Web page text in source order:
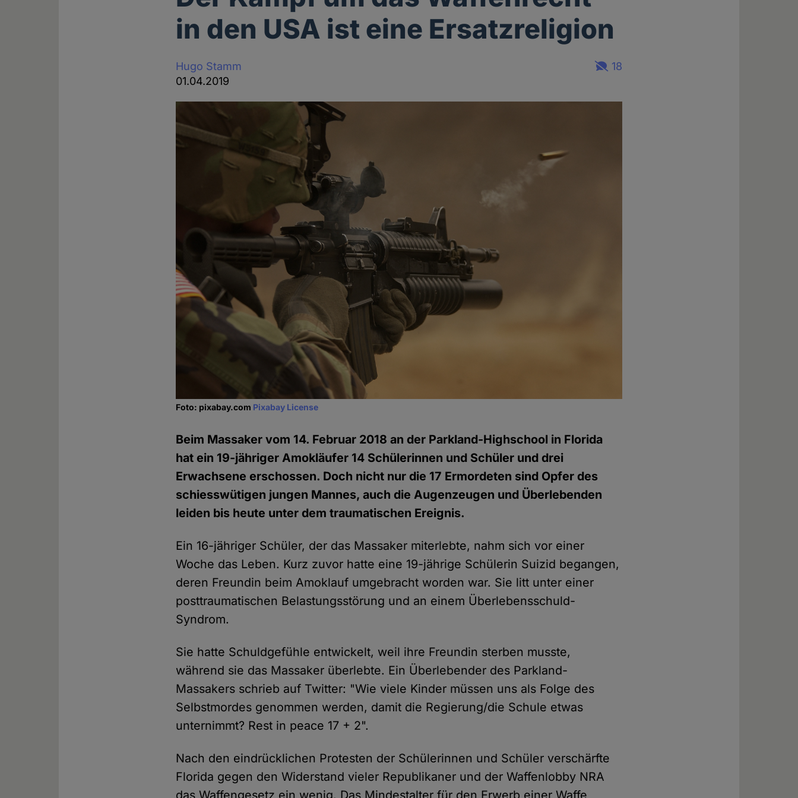
in den USA ist eine Ersatzreligion
Hugo Stamm
01.04.2019
18
Foto: pixabay.com Pixabay License
Beim Massaker vom 14. Februar 2018 an der Parkland-Highschool in Florida
hat ein 19-jähriger Amokläufer 14 Schülerinnen und Schüler und drei
Erwachsene erschossen. Doch nicht nur die 17 Ermordeten sind Opfer des
schiesswütigen jungen Mannes, auch die Augenzeugen und Überlebenden
leiden bis heute unter dem traumatischen Ereignis.
Ein 16-jähriger Schüler, der das Massaker miterlebte, nahm sich vor einer
Woche das Leben. Kurz zuvor hatte eine 19-jährige Schülerin Suizid begangen,
deren Freundin beim Amoklauf umgebracht worden war. Sie litt unter einer
posttraumatischen Belastungsstörung und an einem Überlebensschuld-
Syndrom.
Sie hatte Schuldgefühle entwickelt, weil ihre Freundin sterben musste,
während sie das Massaker überlebte. Ein Überlebender des Parkland-
Massakers schrieb auf Twitter: "Wie viele Kinder müssen uns als Folge des
Selbstmordes genommen werden, damit die Regierung/die Schule etwas
unternimmt? Rest in peace 17 + 2".
Nach den eindrücklichen Protesten der Schülerinnen und Schüler verschärfte
Florida gegen den Widerstand vieler Republikaner und der Waffenlobby NRA